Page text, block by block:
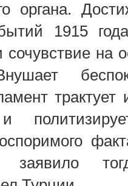
органа.
1915
сочувствие на